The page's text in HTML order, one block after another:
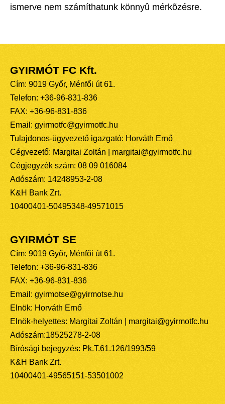
ismerve nem számíthatunk könnyû mérkõzésre.
GYIRMÓT FC Kft.
Cím: 9019 Győr, Ménfői út 61.
Telefon: +36-96-831-836
FAX: +36-96-831-836
Email: gyirmotfc@gyirmotfc.hu
Tulajdonos-ügyvezető igazgató: Horváth Ernő
Cégvezető: Margitai Zoltán | margitai@gyirmotfc.hu
Cégjegyzék szám: 08 09 016084
Adószám: 14248953-2-08
K&H Bank Zrt.
10400401-50495348-49571015
GYIRMÓT SE
Cím: 9019 Győr, Ménfői út 61.
Telefon: +36-96-831-836
FAX: +36-96-831-836
Email: gyirmotse@gyirmotse.hu
Elnök: Horváth Ernő
Elnök-helyettes: Margitai Zoltán | margitai@gyirmotfc.hu
Adószám:18525278-2-08
Bírósági bejegyzés: Pk.T.61.126/1993/59
K&H Bank Zrt.
10400401-49565151-53501002